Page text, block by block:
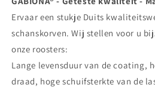
Ervaar een stukje Duits
schanskorven. Wij stellen voor u
onze roosters:
Lange levensduur van de coating,
draad, hoge schuifsterkte van de